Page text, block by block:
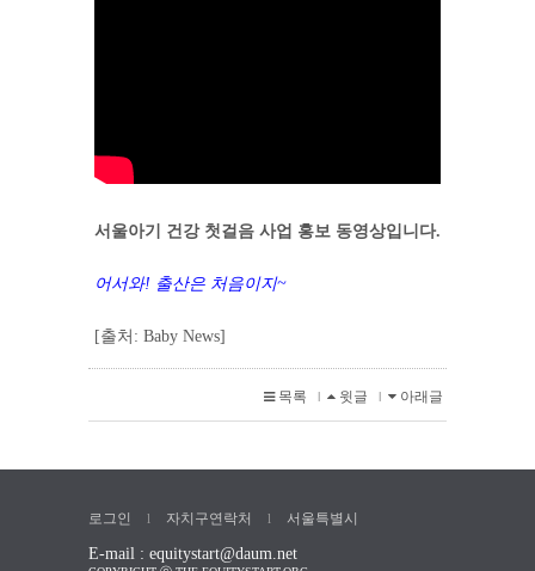
서울아기 건강 첫걸음 사업 홍보 동영상입니다.
어서와! 출산은 처음이지~
[출처: Baby News]
목록 l 윗글 l 아래글
로그인 l 자치구연락처 l 서울특별시
E-mail : equitystart@daum.net